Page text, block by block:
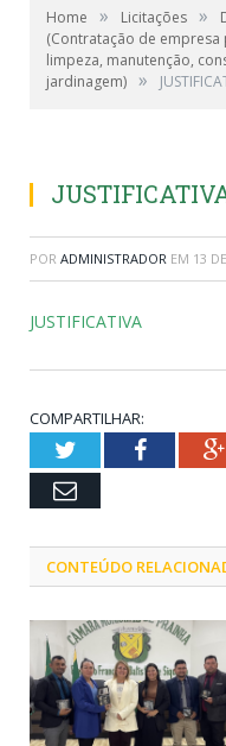
Home » Licitações »
(Contratação de
limpeza, manutenção,
jardinagem) »
POR ADMINISTRADOR EM 13
JUSTIFICATIVA
COMPARTILHAR:
TwitterFacebook
Email
CONTEÚDO